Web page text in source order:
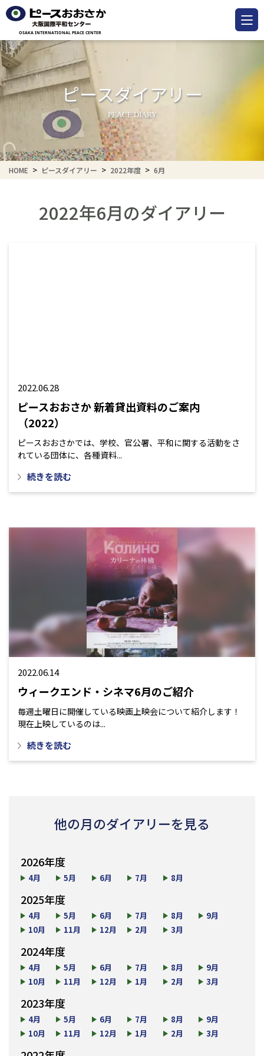
ピースダイアリー
PEACE DIARY
HOME ピースダイアリー 2022年度 6月
2022年6月のダイアリー
2022.06.28
ピースおおさか 新着貸出資料のご案内
（2022）
ピースおおさかでは、学校、官公署、平和に関する活動をさ
れている団体に、各種資料...
続きを読む
2022.06.14
ウィークエンド・シネマ6月のご紹介
毎週土曜日に開催している映画上映会について紹介します！
現在上映しているのは...
続きを読む
他の月のダイアリーを見る
2026年度
4月 5月 6月 7月 8月
2025年度
4月 5月 6月 7月 8月
9月
10月
11月 12月 2月 3月
2024年度
4月 5月 6月 7月 8月
9月
10月
11月 12月 1月 2月 3月
2023年度
4月 5月 6月 7月 8月
9月
10月
11月 12月 1月 2月 3月